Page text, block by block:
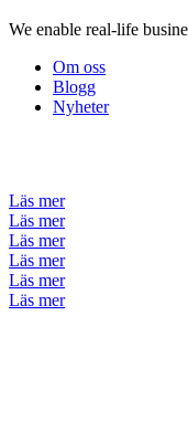
We enable real-life
Om oss
Blogg
Nyheter
Läs mer
Läs mer
Läs mer
Läs mer
Läs mer
Läs mer